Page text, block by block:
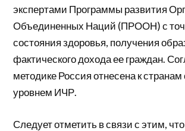
экспертами Программы развития
Объединенных Наций (ПРООН) с
состояния здоровья, получения
фактического дохода ее граждан.
методике Россия отнесена к
уровнем ИЧР.
Следует отметить в связи с этим,